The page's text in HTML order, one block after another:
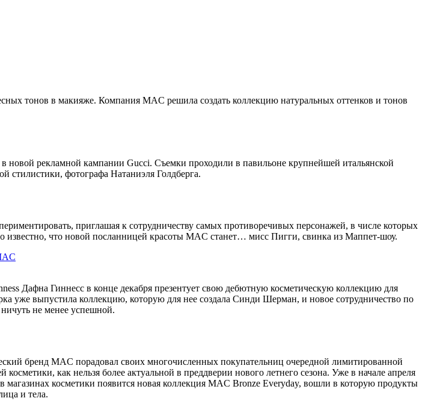
тонов в макияже. Компания MAC решила создать коллекцию натуральных оттенков и тонов
новой рекламной кампании Gucci. Съемки проходили в павильоне крупнейшей итальянской
стилистики, фотографа Натаниэля Голдберга.
приглашая к сотрудничеству самых противоречивых персонажей, в числе которых
известно, что новой посланницей красоты MAC станет… мисс Пигги, свинка из Маппет-шоу.
Дафна Гиннесс в конце декабря презентует свою дебютную косметическую коллекцию для
уже выпустила коллекцию, которую для нее создала Синди Шерман, и новое сотрудничество по
ничуть не менее успешной.
бренд MAC порадовал своих многочисленных покупательниц очередной лимитированной
косметики, как нельзя более актуальной в преддверии нового летнего сезона. Уже в начале апреля
в магазинах косметики появится новая коллекция MAC Bronze Everyday, вошли в которую продукты
и тела.